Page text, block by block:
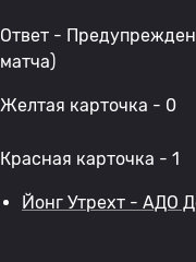
Ответ -
матча)
Желтая карточка - 0
Красная карточка - 1
Йонг Утрехт - АДО